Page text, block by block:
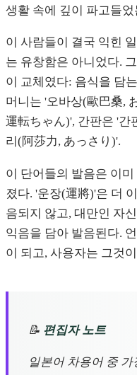
생활 속에 깊이 파고들
이 사람들이 결국 익힌
는 유창함은 아니었다.
이 교체였다: 음식을 담
머니는 '오바상(歐巴桑,
運転ちゃん)', 간판은 '간
리(阿莎力, あっさり)'.
이 단어들의 발음은 이
졌다. '운장(運將)'은 더
음되지 않고, 대만인 자
익음을 담아 발음된다.
이 되고, 사용자는 그것
📝 편집자 노트
일본어 차용어 중